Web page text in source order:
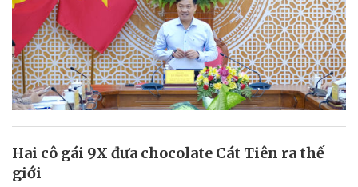
Hai cô gái 9X đưa chocolate Cát Tiên ra thế
giới